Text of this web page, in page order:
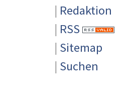
| Redaktion
| RSS
| Sitemap
| Suchen